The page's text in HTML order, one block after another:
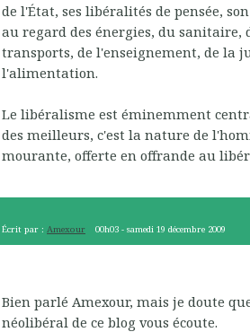
de l'État, ses libéralités de pensée,
au regard des énergies, du sanitaire,
transports, de l'enseignement, de la
l'alimentation.
Le libéralisme est éminemment
des meilleurs, c'est la nature de
mourante, offerte en offrande au
Écrit par : Amexour 00h03 -samedi 19 décembre 2009
Bien parlé Amexour, mais je doute
néolibéral de ce blog vous écoute.